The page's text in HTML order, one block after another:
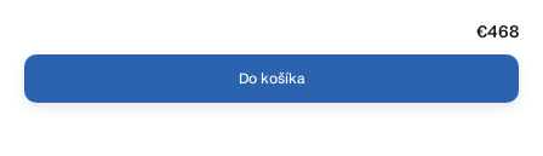
€468
Do košíka